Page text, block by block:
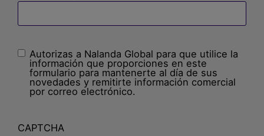
Sin
nombre(Obligatorio)
Autorizas a Nalanda Global para que utilice la
información que proporciones en este
formulario para mantenerte al día de sus
novedades y remitirte información comercial
por correo electrónico.
CAPTCHA